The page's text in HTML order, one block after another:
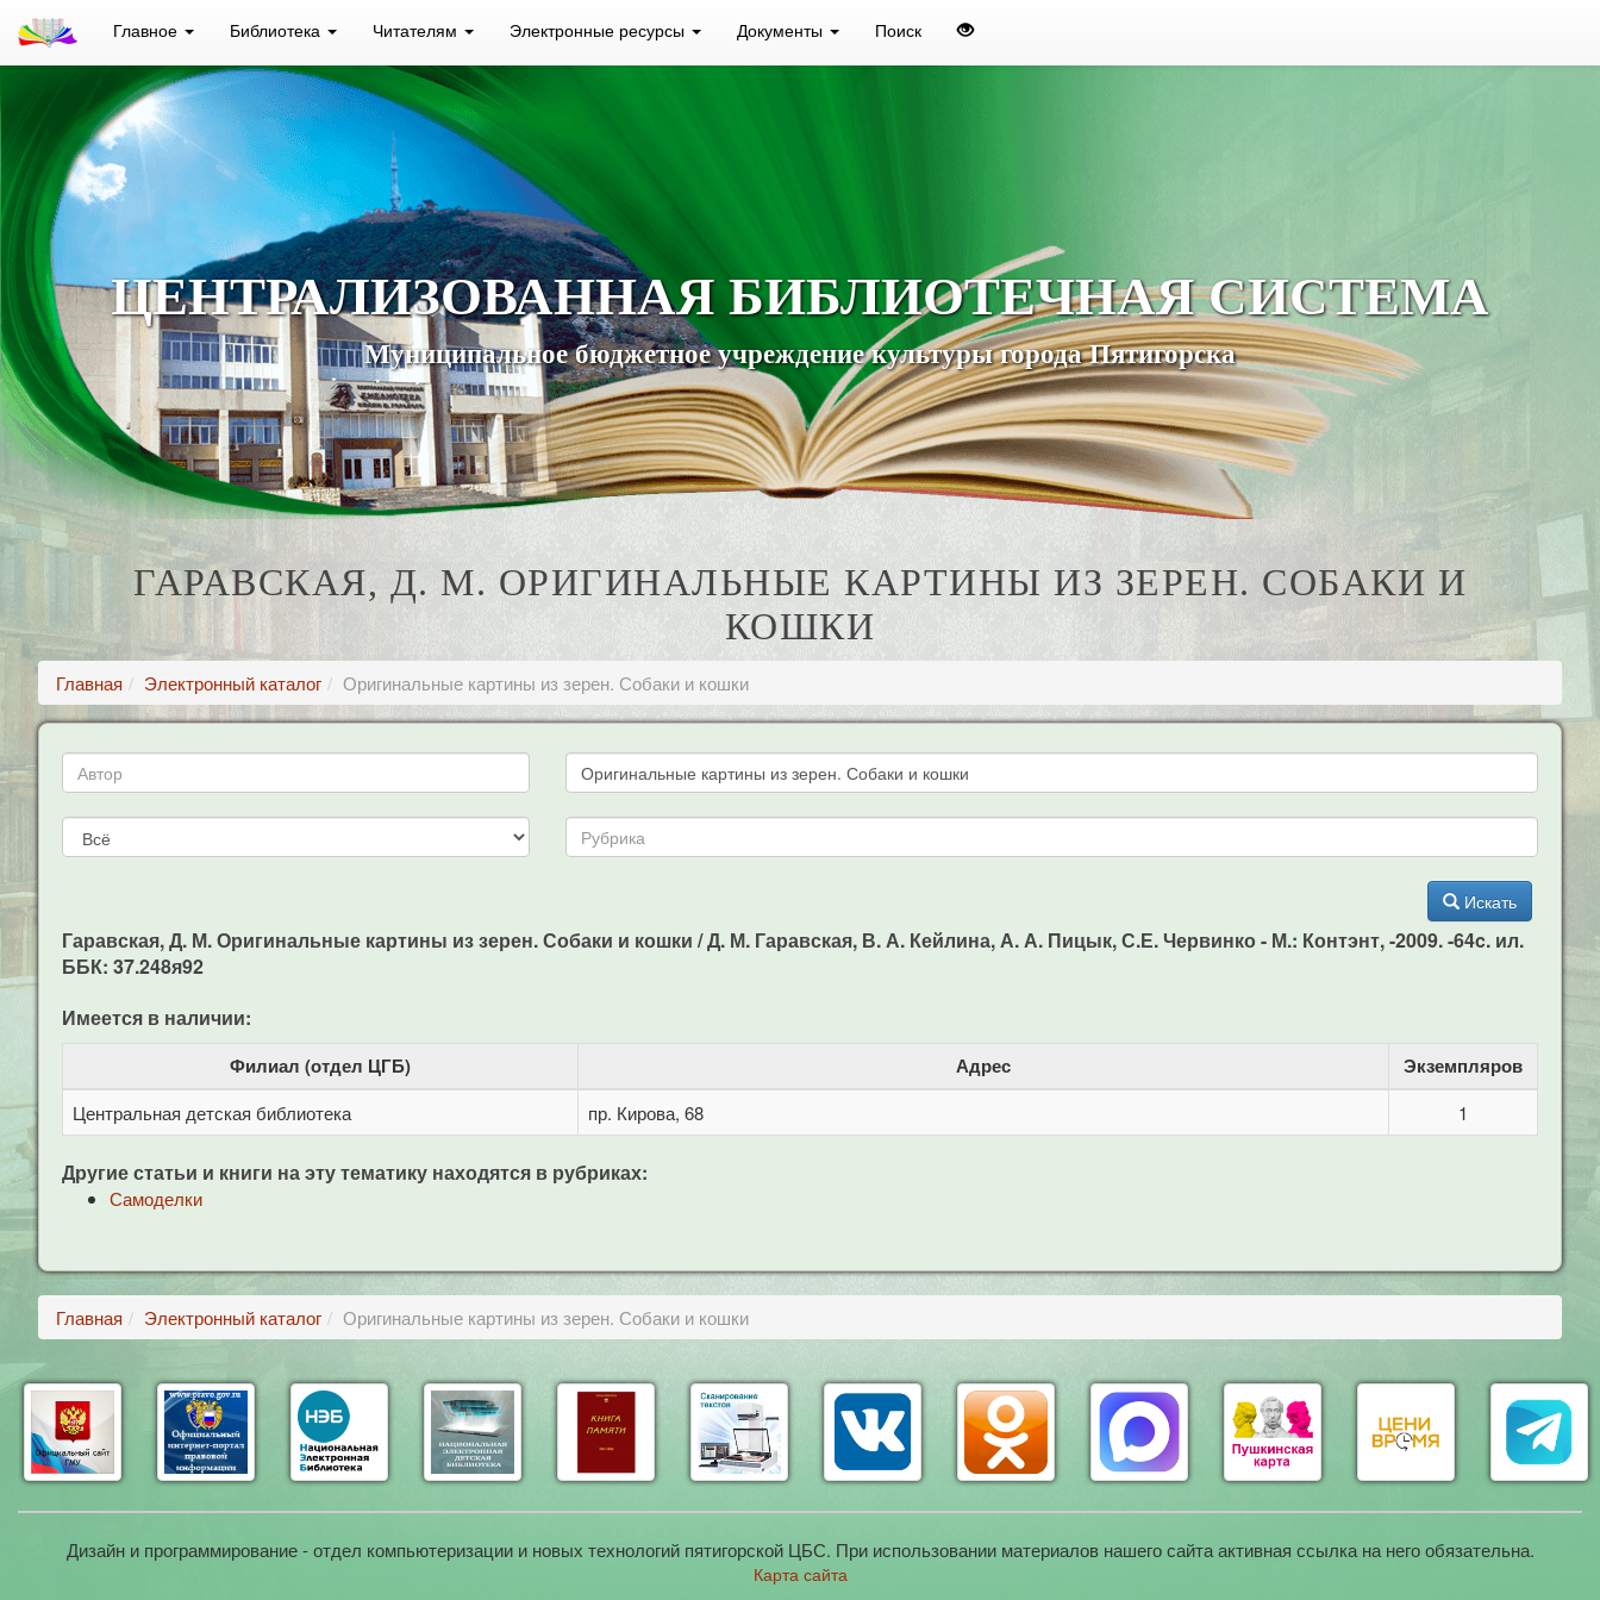
Главное Библиотека Читателям Электронные ресурсы Документы Поиск
ЦЕНТРАЛИЗОВАННАЯ БИБЛИОТЕЧНАЯ СИСТЕМА
Муниципальное бюджетное учреждение культуры города Пятигорска
ГАРАВСКАЯ, Д. М. ОРИГИНАЛЬНЫЕ КАРТИНЫ ИЗ ЗЕРЕН. СОБАКИ И
КОШКИ
Главная Электронный каталог Оригинальные картины из зерен. Собаки и кошки
Искать
Гаравская, Д. М. Оригинальные картины из зерен. Собаки и кошки / Д. М. Гаравская, В. А. Кейлина, А. А. Пицык, С.Е. Червинко - М.: Контэнт, -2009. -64c. ил.
ББК: 37.248я92
Имеется в наличии:
Филиал (отдел ЦГБ) Адрес Экземпляров
Центральная детская библиотека пр. Кирова, 68 1
Другие статьи и книги на эту тематику находятся в рубриках:
Самоделки
Главная Электронный каталог Оригинальные картины из зерен. Собаки и кошки
Дизайн и программирование - отдел компьютеризации и новых технологий пятигорской ЦБС. При использовании материалов нашего сайта активная ссылка на него обязательна.
Карта сайта